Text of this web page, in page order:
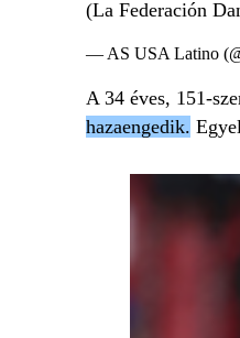
(La Federación
— AS USA Latino
A 34 éves, 151-
hazaengedik.